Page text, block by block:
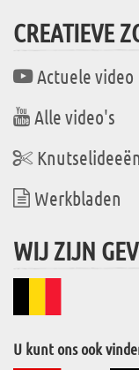
CREATIEVE
Actuele video
Alle video's
Knutselideeën
Werkbladen
WIJ ZIJN
U kunt ons ook